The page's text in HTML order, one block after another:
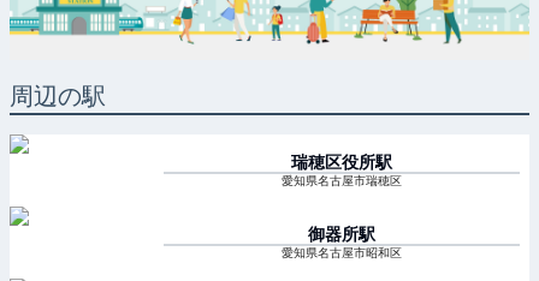
周辺の駅
瑞穂区役所駅
愛知県名古屋市瑞穂区
御器所駅
愛知県名古屋市昭和区